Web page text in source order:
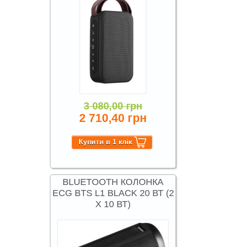
3 080,00 грн
2 710,40 грн
BLUETOOTH КОЛОНКА
ECG BTS L1 BLACK 20 ВТ (2
X 10 ВТ)